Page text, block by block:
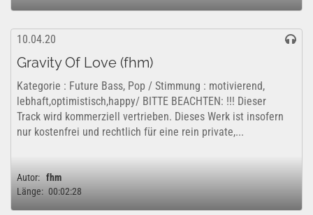
10.04.20
Gravity Of Love (fhm)
Kategorie : Future Bass, Pop / Stimmung : motivierend,
lebhaft,optimistisch,happy/ BITTE BEACHTEN: !!! Dieser
Track wird kommerziell vertrieben. Dieses Werk ist insofern
nur kostenfrei und rechtlich für eine rein private,...
Autor: fhm
Länge: 00:02:28